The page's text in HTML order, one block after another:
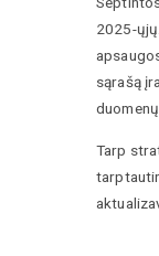
2025-
sąrašą
Tarp